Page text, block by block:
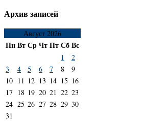
Архив записей
Август 2026
ПнВтСрЧтПтСбВс
1
2
3
4 5 6 7 8
9
10 11 12 13 14 15 16
17 18 19 20 21 22 23
24 25 26 27 28 29 30
31